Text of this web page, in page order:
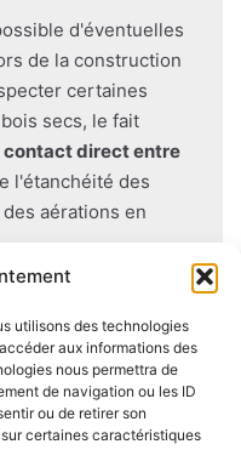
utilisons des technologies
aux informations des
nous permettra de
de navigation ou les ID
ou de retirer son
certaines caractéristiques
d'éventuelles
de la construction
certaines
secs, le fait
contact direct entre
l'étanchéité des
aérations en
des
ville